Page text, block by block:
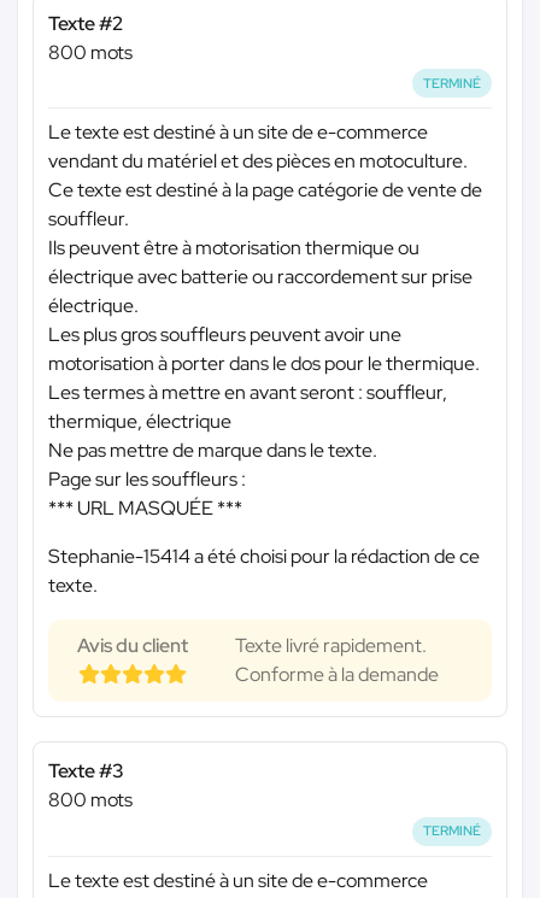
Texte #2
800 mots
TERMINÉ
Le texte est destiné à un site de e-commerce
vendant du matériel et des pièces en motoculture.
Ce texte est destiné à la page catégorie de vente de
souffleur.
Ils peuvent être à motorisation thermique ou
électrique avec batterie ou raccordement sur prise
électrique.
Les plus gros souffleurs peuvent avoir une
motorisation à porter dans le dos pour le thermique.
Les termes à mettre en avant seront : souffleur,
thermique, électrique
Ne pas mettre de marque dans le texte.
Page sur les souffleurs :
*** URL MASQUÉE ***
Stephanie-15414 a été choisi pour la rédaction de ce
texte.
Avis du client
Texte livré rapidement.
Conforme à la demande
Texte #3
800 mots
TERMINÉ
Le texte est destiné à un site de e-commerce